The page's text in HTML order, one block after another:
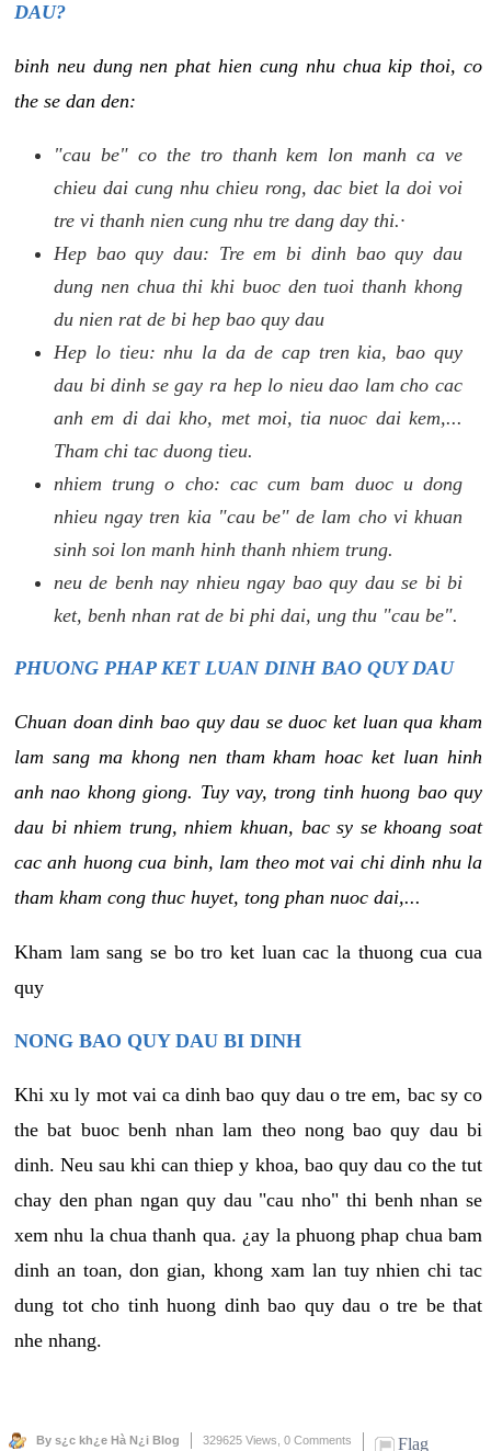
DAU?
binh neu dung nen phat hien cung nhu chua kip thoi, co
the se dan den:
"cau be" co the tro thanh kem lon manh ca ve
chieu dai cung nhu chieu rong, dac biet la doi voi
tre vi thanh nien cung nhu tre dang day thi.·
Hep bao quy dau: Tre em bi dinh bao quy dau
dung nen chua thi khi buoc den tuoi thanh khong
du nien rat de bi hep bao quy dau
Hep lo tieu: nhu la da de cap tren kia, bao quy
dau bi dinh se gay ra hep lo nieu dao lam cho cac
anh em di dai kho, met moi, tia nuoc dai kem,...
Tham chi tac duong tieu.
nhiem trung o cho: cac cum bam duoc u dong
nhieu ngay tren kia "cau be" de lam cho vi khuan
sinh soi lon manh hinh thanh nhiem trung.
neu de benh nay nhieu ngay bao quy dau se bi bi
ket, benh nhan rat de bi phi dai, ung thu "cau be".
PHUONG PHAP KET LUAN DINH BAO QUY DAU
Chuan doan dinh bao quy dau se duoc ket luan qua kham
lam sang ma khong nen tham kham hoac ket luan hinh
anh nao khong giong. Tuy vay, trong tinh huong bao quy
dau bi nhiem trung, nhiem khuan, bac sy se khoang soat
cac anh huong cua binh, lam theo mot vai chi dinh nhu la
tham kham cong thuc huyet, tong phan nuoc dai,...
Kham lam sang se bo tro ket luan cac la thuong cua cua
quy
NONG BAO QUY DAU BI DINH
Khi xu ly mot vai ca dinh bao quy dau o tre em, bac sy co
the bat buoc benh nhan lam theo nong bao quy dau bi
dinh. Neu sau khi can thiep y khoa, bao quy dau co the tut
chay den phan ngan quy dau "cau nho" thi benh nhan se
xem nhu la chua thanh qua. ¿ay la phuong phap chua bam
dinh an toan, don gian, khong xam lan tuy nhien chi tac
dung tot cho tinh huong dinh bao quy dau o tre be that
nhe nhang.
By s¿c kh¿e Hà N¿i Blog 329625 Views, 0 Comments Flag